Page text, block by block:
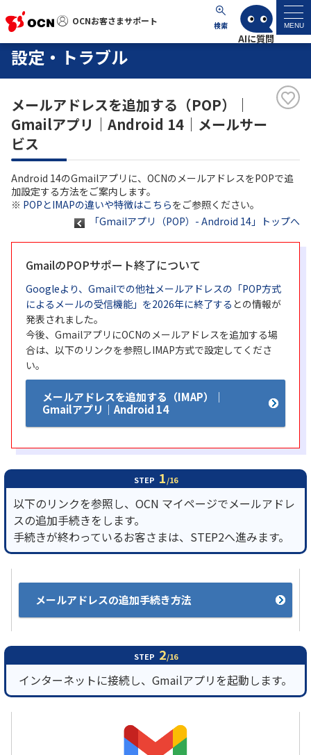
OCNお客さまサポート 検索 MENU
OCNお客さまサポート
サポートトップ
よくあるご質問
工事・故障情報
各種ダウンロード
お問い合わせ
履歴・お気に入り
お知らせ サポートサイトの使い方
NTTドコモビジネスのお客さ
まはこちら
サービス
OCN サービス一覧
設定・トラブル
メールアドレスを追加する（POP）｜
Gmailアプリ｜Android 14｜メールサー
ビス
Android 14のGmailアプリに、OCNのメールアドレスをPOPで追
加設定する方法をご案内します。
※ POPとIMAPの違いや特徴はこちらをご参照ください。
「Gmailアプリ（POP）- Android 14」トップへ
GmailのPOPサポート終了について
Googleより、Gmailでの他社メールアドレスの「POP方式
によるメールの受信機能」を2026年に終了する との情報が
発表されました。
今後、GmailアプリにOCNのメールアドレスを追加する場
合は、以下のリンクを参照しIMAP方式で設定してくださ
い。
メールアドレスを追加する（IMAP）｜
Gmailアプリ｜Android 14
STEP 1/16
以下のリンクを参照し、OCN マイページでメールアドレ
スの追加手続きをします。
手続きが終わっているお客さまは、STEP2へ進みます。
メールアドレスの追加手続き方法
STEP 2/16
インターネットに接続し、Gmailアプリを起動します。